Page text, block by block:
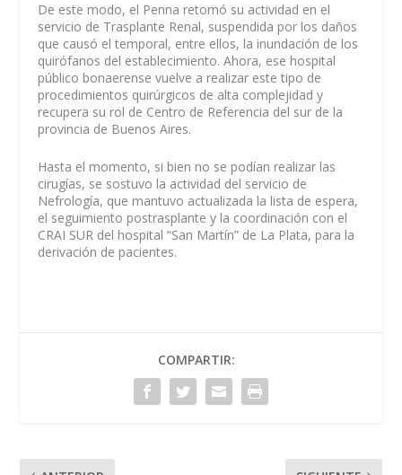
De este modo, el Penna retomó su actividad en el
servicio de Trasplante Renal, suspendida por los daños
que causó el temporal, entre ellos, la inundación de los
quirófanos del establecimiento. Ahora, ese hospital
público bonaerense vuelve a realizar este tipo de
procedimientos quirúrgicos de alta complejidad y
recupera su rol de Centro de Referencia del sur de la
provincia de Buenos Aires.
Hasta el momento, si bien no se podían realizar las
cirugías, se sostuvo la actividad del servicio de
Nefrología, que mantuvo actualizada la lista de espera,
el seguimiento postrasplante y la coordinación con el
CRAI SUR del hospital “San Martín” de La Plata, para la
derivación de pacientes.
COMPARTIR: